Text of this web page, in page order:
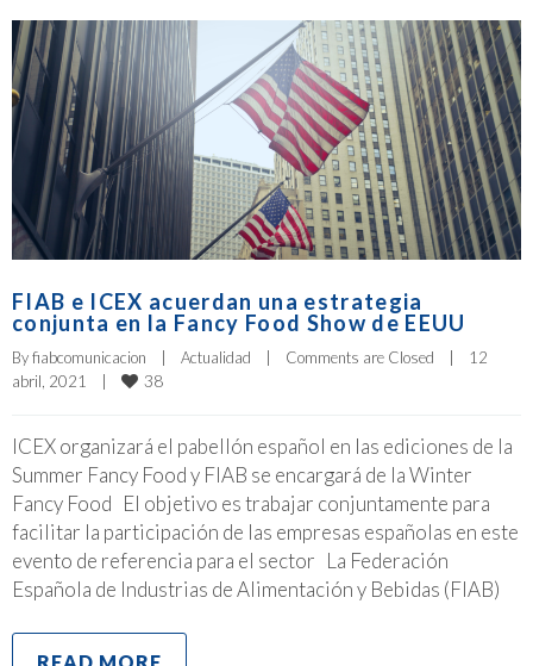
FIAB e ICEX acuerdan una estrategia
conjunta en la Fancy Food Show de EEUU
By fiabcomunicacion Actualidad Comments are Closed
12
abril, 2021
38
ICEX organizará el pabellón español en las ediciones de la
Summer Fancy Food y FIAB se encargará de la Winter
Fancy Food El objetivo es trabajar conjuntamente para
facilitar la participación de las empresas españolas en este
evento de referencia para el sector La Federación
Española de Industrias de Alimentación y Bebidas (FIAB)